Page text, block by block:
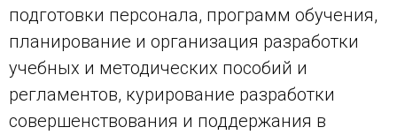
подготовки персонала, программ обучения,
планирование и организация разработки
учебных и методических пособий и
регламентов, курирование разработки
совершенствования и поддержания в